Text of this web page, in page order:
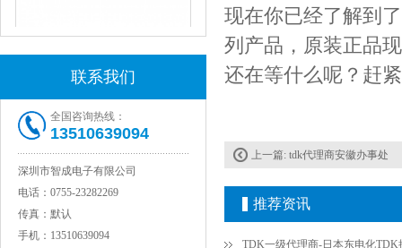
联系我们
全国咨询热线：
13510639094
深圳市智成电子有限公司
电话： 0755-23282269
传真： 默认
手机： 13510639094
现在你已经了解到
列产品，原装正品
还在等什么呢？赶
上一篇: tdk代理商安徽办事处
推荐资讯